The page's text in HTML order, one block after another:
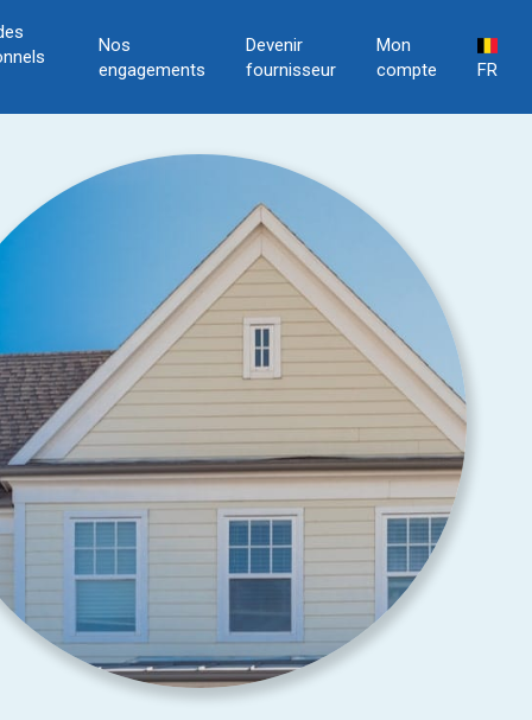
Nos
engagements
Devenir
fournisseur
Mon
compte
FR